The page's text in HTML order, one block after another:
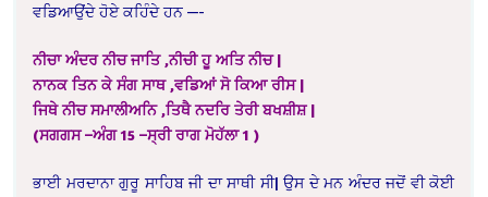
ਵਡਿਆਉਂਦੇ ਹੋਏ ਕਹਿੰਦੇ ਹਨ —-
ਨੀਚਾ ਅੰਦਰ ਨੀਚ ਜਾਤਿ ,ਨੀਚੀ ਹੂ ਅਤਿ ਨੀਚ |
ਨਾਨਕ ਤਿਨ ਕੇ ਸੰਗ ਸਾਥ ,ਵਡਿਆਂ ਸੋ ਕਿਆ ਰੀਸ |
ਜਿਥੇ ਨੀਚ ਸਮਾਲੀਅਨਿ ,ਤਿਥੈ ਨਦਰਿ ਤੇਰੀ ਬਖਸ਼ੀਸ਼ |
(ਸਗਗਸ –ਅੰਗ 15 –ਸ੍ਰੀ ਰਾਗ ਮੋਹੱਲਾ 1 )
ਭਾਈ ਮਰਦਾਨਾ ਗੁਰੂ ਸਾਹਿਬ ਜੀ ਦਾ ਸਾਥੀ ਸੀ| ਉਸ ਦੇ ਮਨ ਅੰਦਰ ਜਦੋਂ ਵੀ ਕੋਈ